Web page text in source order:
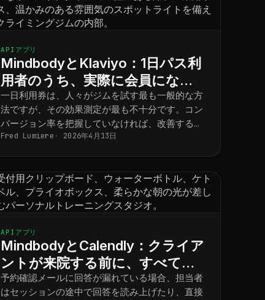
APIアプリ
MindbodyとKlaviyo：1日パス利
用者のうち、実際に会員になる
人はどれくらいいるのか？
一日利用券は、人々がジムを試す最も一般的な方
法ですが、その効果測定が最も不十分です。コン
バージョン率を把握していなければ、改善するこ
とはできません。
Fred Lumiere 2026年4月13日
APIアプリ
MindbodyとCalendly：クライア
ントが来院する前に、すべての
初回面談の回答を準備しておき
予約確認メールに回答が漏れている場合、担当者
はセッションの途中で回答を読み上げたり、直接